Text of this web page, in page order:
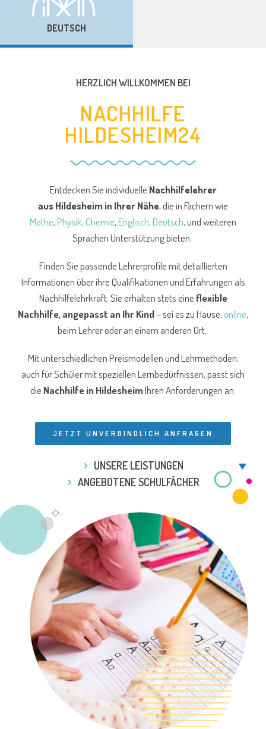
DEUTSCH
HERZLICH WILLKOMMEN BEI
NACHHILFE
HILDESHEIM24
Entdecken Sie individuelle Nachhilfelehrer
aus Hildesheimin Ihrer Nähe, die in Fächern wie
Mathe,Physik,Chemie,Englisch,Deutsch, und weiteren
Sprachen Unterstützung bieten.
Finden Sie passende Lehrerprofile mit detaillierten
Informationen über ihre Qualifikationen und Erfahrungen als
Nachhilfelehrkraft. Sie erhalten stets eine flexible
Nachhilfe, angepasst an Ihr Kind– sei es zu Hause, online,
beim Lehrer oder an einem anderen Ort.
Mit unterschiedlichen Preismodellen und Lehrmethoden,
auch für Schüler mit speziellen Lernbedürfnissen, passt sich
die Nachhilfe in HildesheimIhren Anforderungen an.
JETZT UNVERBINDLICH ANFRAGEN
UNSERE LEISTUNGEN
ANGEBOTENE SCHULFÄCHER